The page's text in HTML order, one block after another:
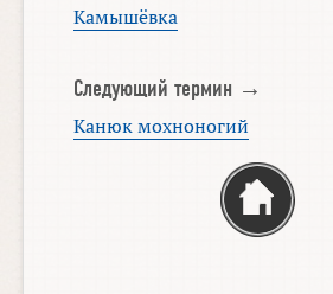
Камышёвка
Следующий термин →
Канюк мохноногий